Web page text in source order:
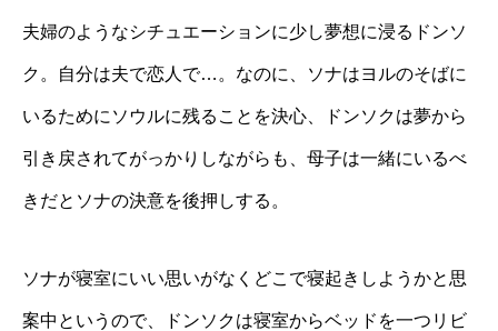
夫婦のようなシチュエーションに少し夢想に浸るドンソ
ク。自分は夫で恋人で…。なのに、ソナはヨルのそばに
いるためにソウルに残ることを決心、ドンソクは夢から
引き戻されてがっかりしながらも、母子は一緒にいるべ
きだとソナの決意を後押しする。
ソナが寝室にいい思いがなくどこで寝起きしようかと思
案中というので、ドンソクは寝室からベッドを一つリビ